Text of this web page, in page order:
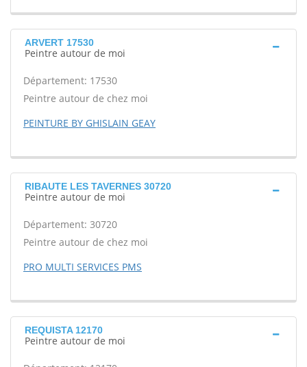
ARVERT 17530
Peintre autour de moi
Département: 17530
Peintre autour de chez moi
PEINTURE BY GHISLAIN GEAY
RIBAUTE LES TAVERNES 30720
Peintre autour de moi
Département: 30720
Peintre autour de chez moi
PRO MULTI SERVICES PMS
REQUISTA 12170
Peintre autour de moi